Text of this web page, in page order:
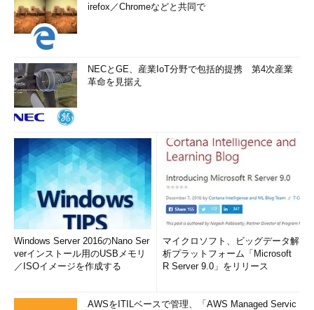
irefox／Chromeなどと共同で
NECとGE、産業IoT分野で包括的提携 第4次産業
革命を見据え
Windows Server 2016のNano Ser
verインストール用のUSBメモリ
／ISOイメージを作成する
マイクロソフト、ビッグデータ解
析プラットフォーム「Microsoft
R Server 9.0」をリリース
AWSをITILベースで管理、「AWS Managed Servic